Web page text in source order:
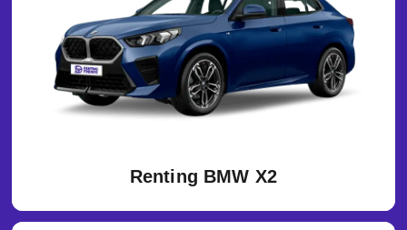
Renting BMW X2